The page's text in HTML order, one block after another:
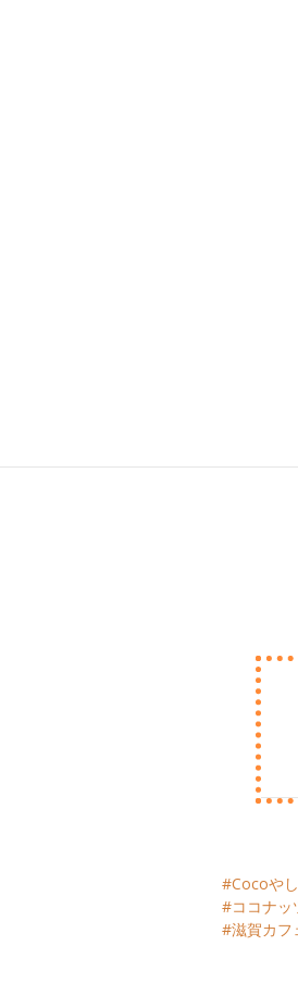
Cocoや
ココナッ
滋賀カフ